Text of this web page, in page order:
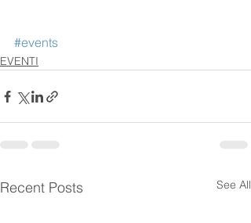
#events
EVENTI
Recent Posts See All